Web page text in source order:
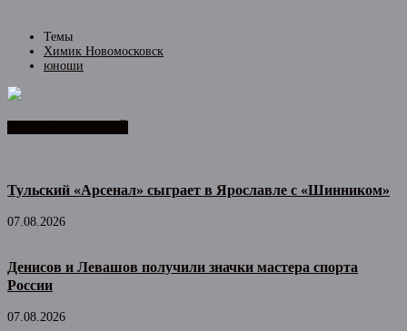
Темы
Химик Новомосковск
юноши
Тульский «Арсенал» сыграет в Ярославле с «Шинником»
07.08.2026
Денисов и Левашов получили значки мастера спорта
России
07.08.2026